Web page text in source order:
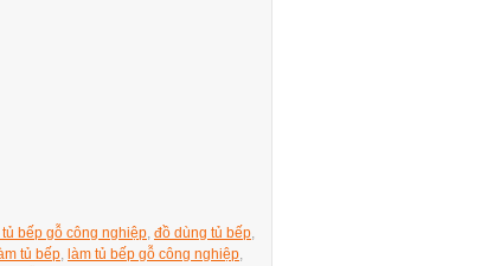
bếp gỗ công nghiệp, đồ dùng tủ bếp,
tủ bếp, làm tủ bếp gỗ công nghiệp,